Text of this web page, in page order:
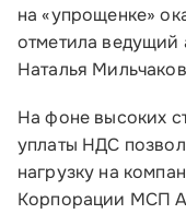
на «упрощенке»
отметила ведущий
Наталья
На фоне высоких
уплаты НДС
нагрузку на
Корпорации МСП